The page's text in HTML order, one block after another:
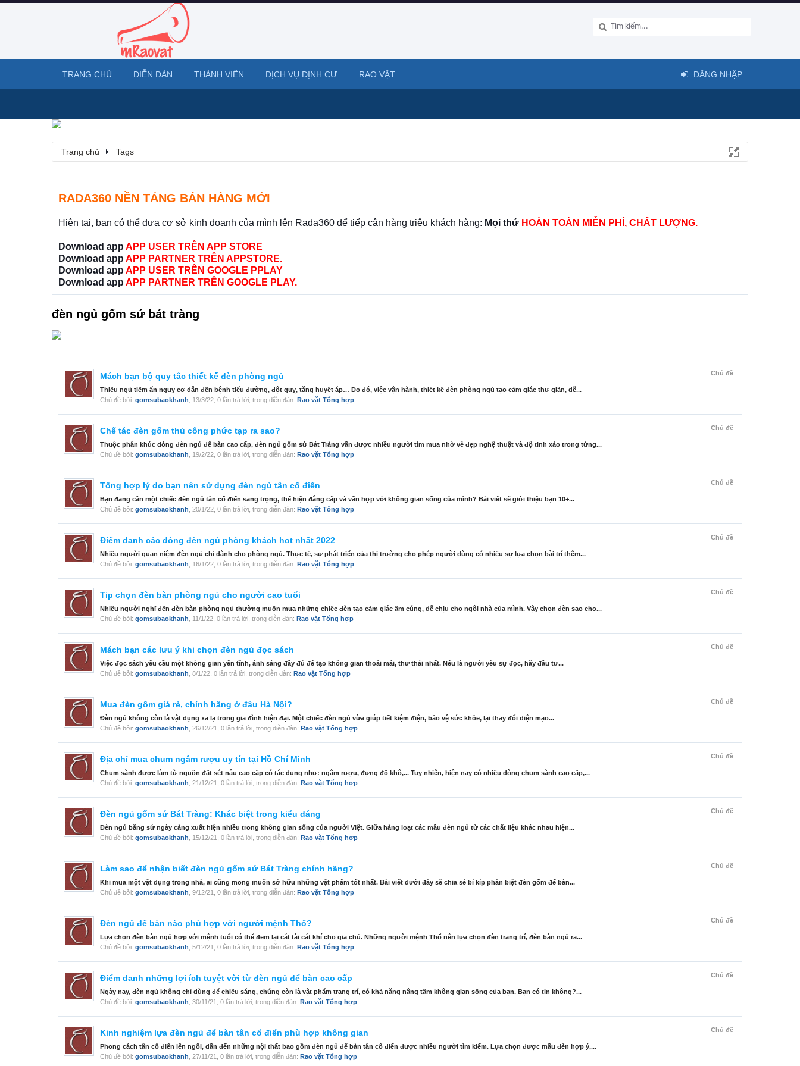
Trang chủ Tags
RADA360 NỀN TẢNG BÁN HÀNG MỚI
Hiện tại, bạn có thể đưa cơ sở kinh doanh của mình lên Rada360 để tiếp cận hàng triệu khách hàng: Mọi thứ HOÀN TOÀN MIỄN PHÍ, CHẤT LƯỢNG.
Download app APP USER TRÊN APP STORE
Download app APP PARTNER TRÊN APPSTORE.
Download app APP USER TRÊN GOOGLE PPLAY
Download app APP PARTNER TRÊN GOOGLE PLAY.
đèn ngủ gốm sứ bát tràng
Chủ đề
Mách bạn bộ quy tắc thiết kế đèn phòng ngủ
Thiếu ngủ tiềm ẩn nguy cơ dẫn đến bệnh tiểu đường, đột quỵ, tăng huyết áp… Do đó, việc vận hành, thiết kế đèn phòng ngủ tạo cảm giác thư giãn, dễ...
Chủ đề bởi: gomsubaokhanh 13/3/22 , 0 lần trả lời, trong diễn đàn: Rao vặt Tổng hợp
Chủ đề
Chế tác đèn gốm thủ công phức tạp ra sao?
Thuộc phân khúc dòng đèn ngủ để bàn cao cấp, đèn ngủ gốm sứ Bát Tràng vẫn được nhiều người tìm mua nhờ vẻ đẹp nghệ thuật và độ tinh xảo trong từng...
Chủ đề bởi: gomsubaokhanh 19/2/22 , 0 lần trả lời, trong diễn đàn: Rao vặt Tổng hợp
Chủ đề
Tổng hợp lý do bạn nên sử dụng đèn ngủ tân cổ điển
Bạn đang cần một chiếc đèn ngủ tân cổ điển sang trọng, thể hiện đẳng cấp và vẫn hợp với không gian sống của mình? Bài viết sẽ giới thiệu bạn 10+...
Chủ đề bởi: gomsubaokhanh 20/1/22 , 0 lần trả lời, trong diễn đàn: Rao vặt Tổng hợp
Chủ đề
Điểm danh các dòng đèn ngủ phòng khách hot nhất 2022
Nhiều người quan niệm đèn ngủ chỉ dành cho phòng ngủ. Thực tế, sự phát triển của thị trường cho phép người dùng có nhiều sự lựa chọn bài trí thêm...
Chủ đề bởi: gomsubaokhanh 16/1/22 , 0 lần trả lời, trong diễn đàn: Rao vặt Tổng hợp
Chủ đề
Tip chọn đèn bàn phòng ngủ cho người cao tuổi
Nhiều người nghĩ đến đèn bàn phòng ngủ thường muốn mua những chiếc đèn tạo cảm giác ấm cúng, dễ chịu cho ngôi nhà của mình. Vậy chọn đèn sao cho...
Chủ đề bởi: gomsubaokhanh 11/1/22 , 0 lần trả lời, trong diễn đàn: Rao vặt Tổng hợp
Chủ đề
Mách bạn các lưu ý khi chọn đèn ngủ đọc sách
Việc đọc sách yêu cầu một không gian yên tĩnh, ánh sáng đầy đủ để tạo không gian thoải mái, thư thái nhất. Nếu là người yêu sự đọc, hãy đầu tư...
Chủ đề bởi: gomsubaokhanh 8/1/22 , 0 lần trả lời, trong diễn đàn: Rao vặt Tổng hợp
Chủ đề
Mua đèn gốm giá rẻ, chính hãng ở đâu Hà Nội?
Đèn ngủ không còn là vật dụng xa lạ trong gia đình hiện đại. Một chiếc đèn ngủ vừa giúp tiết kiệm điện, bảo vệ sức khỏe, lại thay đổi diện mạo...
Chủ đề bởi: gomsubaokhanh 26/12/21 , 0 lần trả lời, trong diễn đàn: Rao vặt Tổng hợp
Chủ đề
Địa chỉ mua chum ngâm rượu uy tín tại Hồ Chí Minh
Chum sành được làm từ nguồn đất sét nâu cao cấp có tác dụng như: ngâm rượu, đựng đồ khô,... Tuy nhiên, hiện nay có nhiều dòng chum sành cao cấp,...
Chủ đề bởi: gomsubaokhanh 21/12/21 , 0 lần trả lời, trong diễn đàn: Rao vặt Tổng hợp
Chủ đề
Đèn ngủ gốm sứ Bát Tràng: Khác biệt trong kiểu dáng
Đèn ngủ bằng sứ ngày càng xuất hiện nhiều trong không gian sống của người Việt. Giữa hàng loạt các mẫu đèn ngủ từ các chất liệu khác nhau hiện...
Chủ đề bởi: gomsubaokhanh 15/12/21 , 0 lần trả lời, trong diễn đàn: Rao vặt Tổng hợp
Chủ đề
Làm sao để nhận biết đèn ngủ gốm sứ Bát Tràng chính hãng?
Khi mua một vật dụng trong nhà, ai cũng mong muốn sở hữu những vật phẩm tốt nhất. Bài viết dưới đây sẽ chia sẻ bí kíp phân biệt đèn gốm để bàn...
Chủ đề bởi: gomsubaokhanh 9/12/21 , 0 lần trả lời, trong diễn đàn: Rao vặt Tổng hợp
Chủ đề
Đèn ngủ để bàn nào phù hợp với người mệnh Thổ?
Lựa chọn đèn bàn ngủ hợp với mệnh tuổi có thể đem lại cát tài cát khí cho gia chủ. Những người mệnh Thổ nên lựa chọn đèn trang trí, đèn bàn ngủ ra...
Chủ đề bởi: gomsubaokhanh 5/12/21 , 0 lần trả lời, trong diễn đàn: Rao vặt Tổng hợp
Chủ đề
Điểm danh những lợi ích tuyệt vời từ đèn ngủ để bàn cao cấp
Ngày nay, đèn ngủ không chỉ dùng để chiếu sáng, chúng còn là vật phẩm trang trí, có khả năng nâng tầm không gian sống của bạn. Bạn có tin không?...
Chủ đề bởi: gomsubaokhanh 30/11/21 , 0 lần trả lời, trong diễn đàn: Rao vặt Tổng hợp
Chủ đề
Kinh nghiệm lựa đèn ngủ để bàn tân cổ điển phù hợp không gian
Phong cách tân cổ điển lên ngôi, dẫn đến những nội thất bao gồm đèn ngủ để bàn tân cổ điển được nhiều người tìm kiếm. Lựa chọn được mẫu đèn hợp ý,...
Chủ đề bởi: gomsubaokhanh 27/11/21 , 0 lần trả lời, trong diễn đàn: Rao vặt Tổng hợp
TRANG CHỦ DIỄN ĐÀN THÀNH VIÊN DỊCH VỤ ĐỊNH CƯ RAO VẶT ĐĂNG NHẬP